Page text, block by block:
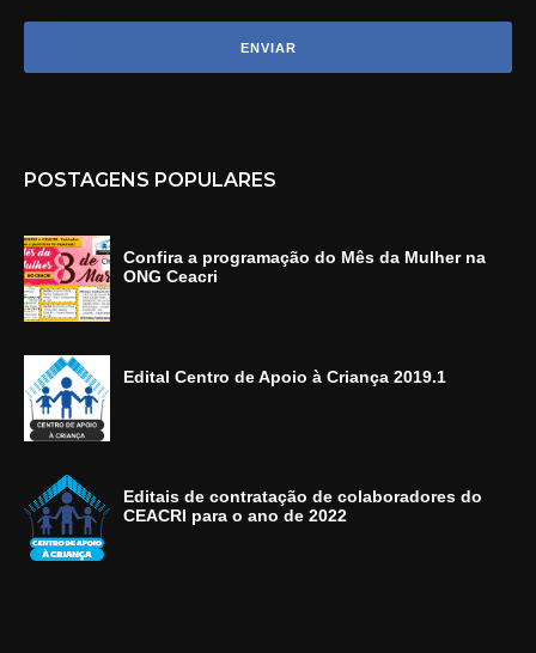
POSTAGENS POPULARES
Confira a programação do Mês da Mulher na
ONG Ceacri
Edital Centro de Apoio à Criança 2019.1
Editais de contratação de colaboradores do
CEACRI para o ano de 2022